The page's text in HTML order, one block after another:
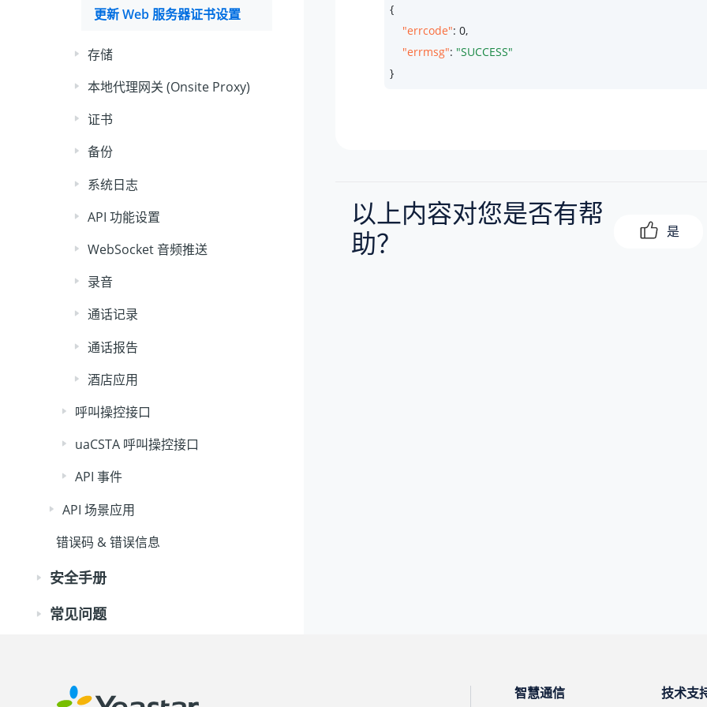
更新 Web 服务器证书设置
存储
本地代理网关 (Onsite Proxy)
证书
备份
系统日志
API 功能设置
WebSocket 音频推送
录音
通话记录
通话报告
酒店应用
呼叫操控接口
uaCSTA 呼叫操控接口
API 事件
API 场景应用
错误码 & 错误信息
安全手册
常见问题
{
"errcode": 0,
"errmsg": "SUCCESS"
}
以上内容对您是否有帮
助？
是
智慧通信 技术支